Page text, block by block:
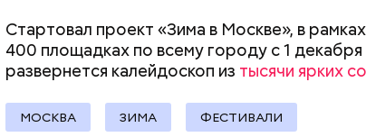
Стартовал проект «Зима в Москве», в
400 площадках по всему городу с 1
развернется калейдоскоп из тысячи ярких
МОСКВА ЗИМА ФЕСТИВАЛИ